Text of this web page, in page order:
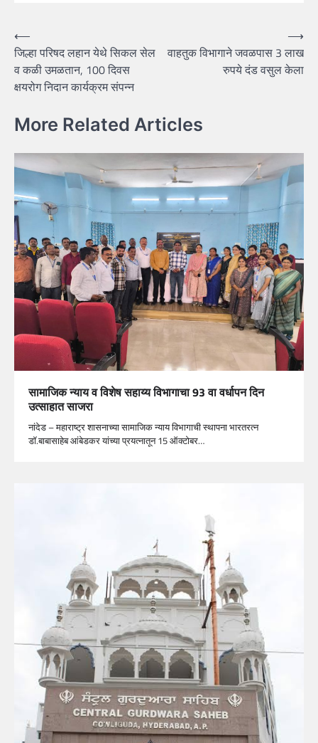
Post
navigation
⟵
जिल्हा परिषद लहान येथे सिकल सेल
व कळी उमळतान, 100 दिवस
क्षयरोग निदान कार्यक्रम संपन्न
वाहतुक विभागाने जवळपास 3 लाख
रुपये दंड वसुल केला
⟶
More Related Articles
सामाजिक न्याय व विशेष सहाय्य विभागाचा 93 वा वर्धापन दिन
उत्साहात साजरा
नांदेड – महाराष्ट्र शासनाच्या सामाजिक न्याय विभागाची स्थापना भारतरत्न
डॉ.बाबासाहेब आंबेडकर यांच्या प्रयत्नातून 15 ऑक्टोबर…